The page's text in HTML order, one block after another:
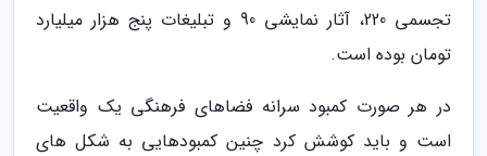
تجسمی 220، آثار نمایشی 90 و تبلیغات پنج هزار میلیارد
تومان بوده است.
در هر صورت کمبود سرانه فضاهای فرهنگی یک واقعیت
است و باید کوشش کرد چنین کمبودهایی به شکل های